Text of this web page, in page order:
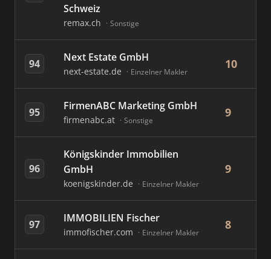
Schweiz
remax.ch Sonstige
94 Next Estate GmbH
next-estate.de Einzelner Makler
10
95 FirmenABC Marketing GmbH
firmenabc.at Sonstige
9
96
Königskinder Immobilien
GmbH
koenigskinder.de Einzelner Makler
9
97 IMMOBILIEN Fischer
immofischer.com Einzelner Makler
8